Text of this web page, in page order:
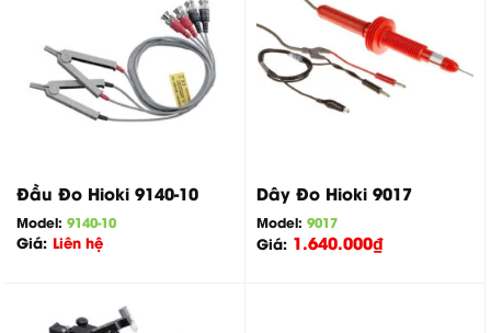
Đầu Đo Hioki 9140-10
Model: 9140-10
Giá: Liên hệ
Dây Đo Hioki 9017
Model: 9017
Giá: 1.640.000₫